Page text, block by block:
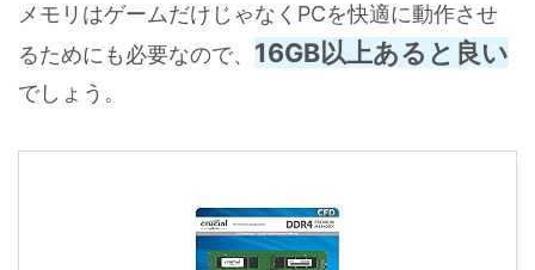
メモリはゲームだけじゃなくPCを快適に動作させ
るためにも必要なので、 16GB以上あると良い
でしょう。